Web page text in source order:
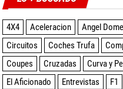
4X4 Aceleracion Angel
Circuitos
Coches Trufa
Coupes
Cruzadas Curva y
El Aficionado
Entrevistas F1